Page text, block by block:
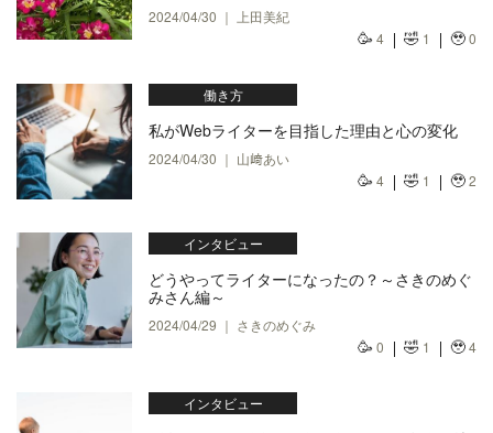
2024/04/30 ｜ 上田美紀
🥳 4 🤣 1 🥹0
働き方
私がWebライターを目指した理由と心の変化
2024/04/30 ｜ 山﨑あい
🥳 4 🤣 1 🥹2
インタビュー
どうやってライターになったの？～さきのめぐ
みさん編～
2024/04/29 ｜ さきのめぐみ
🥳 0 🤣 1 🥹4
インタビュー